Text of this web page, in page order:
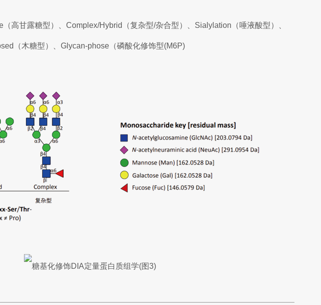
高甘露糖型）、Complex/Hybrid（复杂型/杂合型）、Sialylation（唾液酸型）、
（木糖型）、Glycan-phose（磷酸化修饰型(M6P)